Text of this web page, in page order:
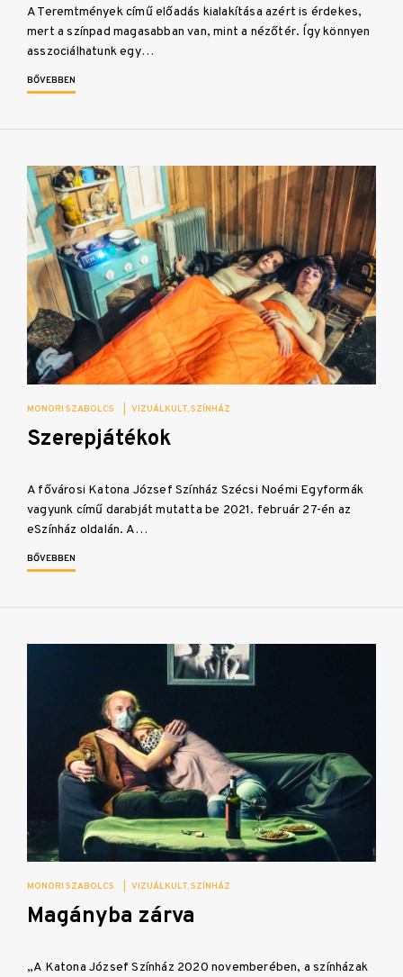
A Teremtmények című előadás kialakítása azért is érdekes,
mert a színpad magasabban van, mint a nézőtér. Így könnyen
asszociálhatunk egy…
BŐVEBBEN
MONORI SZABOLCS VIZUÁLKULT SZÍNHÁZ
Szerepjátékok
A fővárosi Katona József Színház Szécsi Noémi Egyformák
vagyunk című darabját mutatta be 2021. február 27-én az
eSzínház oldalán. A…
BŐVEBBEN
MONORI SZABOLCS VIZUÁLKULT SZÍNHÁZ
Magányba zárva
„A Katona József Színház 2020 novemberében, a színházak